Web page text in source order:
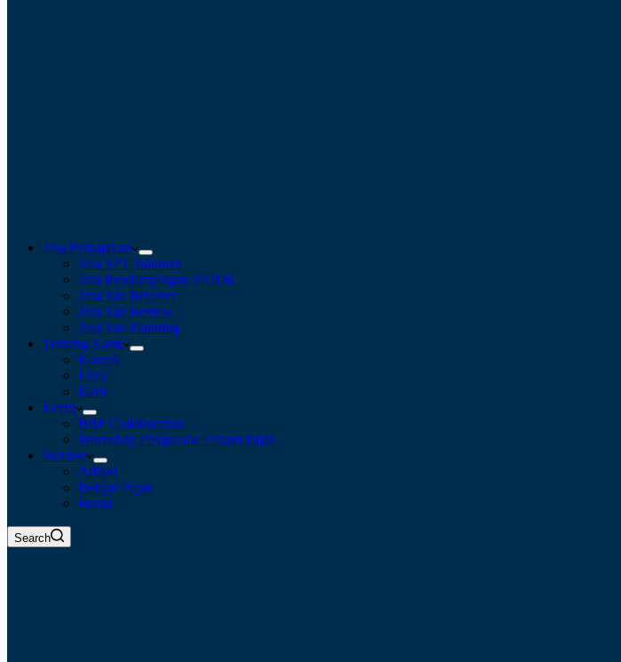
Jasa Perpajakan
Jasa SPT Tahunan
Jasa Pendampingan SP2DK
Jasa Tax Retainer
Jasa Tax Review
Jasa Tax Planning
Tentang Kami
Kontak
FAQ
Karir
Event
BBF Collaboration
Workshop Pengusaha Paham Pajak
Sumber
Artikel
Belajar Pajak
Berita
Search